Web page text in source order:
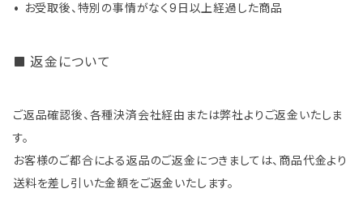
• お受取後、特別の事情がなく9日以上経過した商品
返金について
ご返品確認後、各種決済会社経由または弊社よりご返金いたしま
す。
お客様のご都合による返品のご返金につきましては、商品代金より
送料を差し引いた金額をご返金いたします。